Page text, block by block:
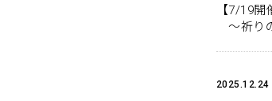
【7/19開
〜祈り
2025.12.24